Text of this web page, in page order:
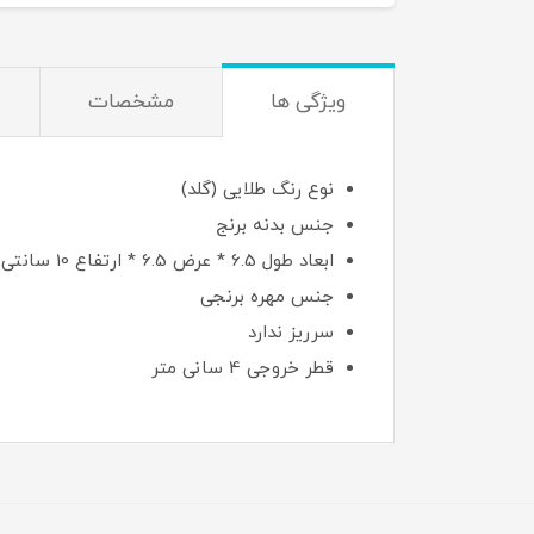
ویژگی ها مشخصات
نوع رنگ طلایی (گلد)
جنس بدنه برنج
ابعاد طول 6.5 * عرض 6.5 * ارتفاع 10 سانتی متر
جنس مهره برنجی
سرریز ندارد
قطر خروجی 4 سانی متر